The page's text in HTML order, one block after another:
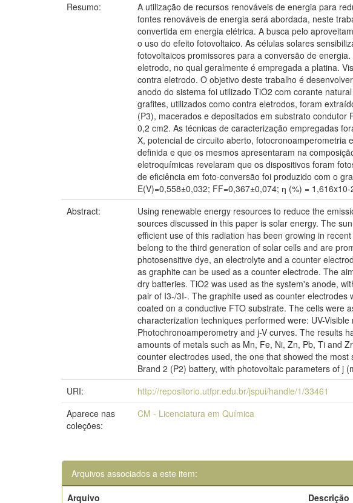
Resumo:
A utilização de recursos renováveis de energia para
fontes renováveis de energia será abordada, neste
convertida em energia elétrica. A busca pelo
o uso do efeito fotovoltaico. As células solares
fotovoltaicos promissores para a conversão de
eletrodo, no qual geralmente é empregada a platina.
contra eletrodo. O objetivo deste trabalho é
anodo do sistema foi utilizado TiO2 com corante
grafites, utilizados como contra eletrodos, foram
(P3), macerados e depositados em substrato
0,2 cm2. As técnicas de caracterização empregadas
X, potencial de circuito aberto,
definida e que os mesmos apresentaram na
eletroquímicas revelaram que os dispositivos foram
de eficiência em foto-conversão foi produzido com o
E(V)=0,558±0,032; FF=0,367±0,074; ƞ (%) =
Abstract:
Using renewable energy resources to reduce the
sources discussed in this paper is solar energy. The
efficient use of this radiation has been growing in
belong to the third generation of solar cells and are
photosensitive dye, an electrolyte and a counter
as graphite can be used as a counter electrode. The
dry batteries. TiO2 was used as the system's anode,
pair of I3-/3I-. The graphite used as counter
coated on a conductive FTO substrate. The cells were
characterization techniques performed were: UV-
Photochronoamperometry and j-V curves. The results
amounts of metals such as Mn, Fe, Ni, Zn, Pb, Ti and
counter electrodes used, the one that showed the
Brand 2 (P2) battery, with photovoltaic parameters of j
URI:
http://repositorio.utfpr.edu.br/jspui/handle/1/33461
Aparece nas
coleções:
CM - Licenciatura em Química
Arquivos associados a este item:
Arquivo
Descrição